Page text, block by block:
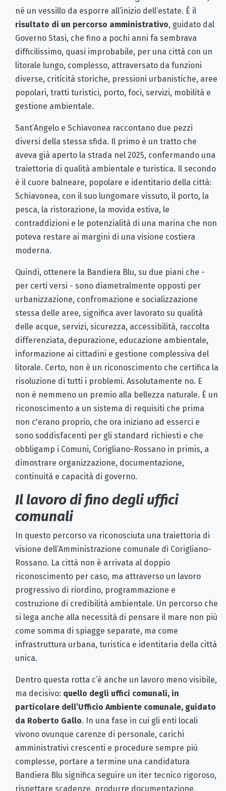
né un vessillo da esporre all’inizio dell’estate. È il
risultato di un percorso amministrativo, guidato dal
Governo Stasi, che fino a pochi anni fa sembrava
difficilissimo, quasi improbabile, per una città con un
litorale lungo, complesso, attraversato da funzioni
diverse, criticità storiche, pressioni urbanistiche, aree
popolari, tratti turistici, porto, foci, servizi, mobilità e
gestione ambientale.
Sant’Angelo e Schiavonea raccontano due pezzi
diversi della stessa sfida. Il primo è un tratto che
aveva già aperto la strada nel 2025, confermando una
traiettoria di qualità ambientale e turistica. Il secondo
è il cuore balneare, popolare e identitario della città:
Schiavonea, con il suo lungomare vissuto, il porto, la
pesca, la ristorazione, la movida estiva, le
contraddizioni e le potenzialità di una marina che non
poteva restare ai margini di una visione costiera
moderna.
Quindi, ottenere la Bandiera Blu, su due piani che -
per certi versi - sono diametralmente opposti per
urbanizzazione, confromazione e socializzazione
stessa delle aree, significa aver lavorato su qualità
delle acque, servizi, sicurezza, accessibilità, raccolta
differenziata, depurazione, educazione ambientale,
informazione ai cittadini e gestione complessiva del
litorale. Certo, non è un riconoscimento che certifica la
risoluzione di tutti i problemi. Assolutamente no. E
non è nemmeno un premio alla bellezza naturale. È un
riconoscimento a un sistema di requisiti che prima
non c'erano proprio, che ora iniziano ad esserci e
sono soddisfacenti per gli standard richiesti e che
obbligamp i Comuni, Corigliano-Rossano in primis, a
dimostrare organizzazione, documentazione,
continuità e capacità di governo.
Il lavoro di fino degli uffici
comunali
In questo percorso va riconosciuta una traiettoria di
visione dell’Amministrazione comunale di Corigliano-
Rossano. La città non è arrivata al doppio
riconoscimento per caso, ma attraverso un lavoro
progressivo di riordino, programmazione e
costruzione di credibilità ambientale. Un percorso che
si lega anche alla necessità di pensare il mare non più
come somma di spiagge separate, ma come
infrastruttura urbana, turistica e identitaria della città
unica.
Dentro questa rotta c’è anche un lavoro meno visibile,
ma decisivo: quello degli uffici comunali, in
particolare dell’Ufficio Ambiente comunale, guidato
da Roberto Gallo. In una fase in cui gli enti locali
vivono ovunque carenze di personale, carichi
amministrativi crescenti e procedure sempre più
complesse, portare a termine una candidatura
Bandiera Blu significa seguire un iter tecnico rigoroso,
rispettare scadenze, produrre documentazione,